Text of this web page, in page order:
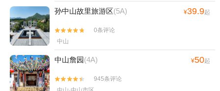
孙中山故里旅游区(5A) ¥39.9起


0条评论
中山
中山詹园(4A) ¥50起


945条评论